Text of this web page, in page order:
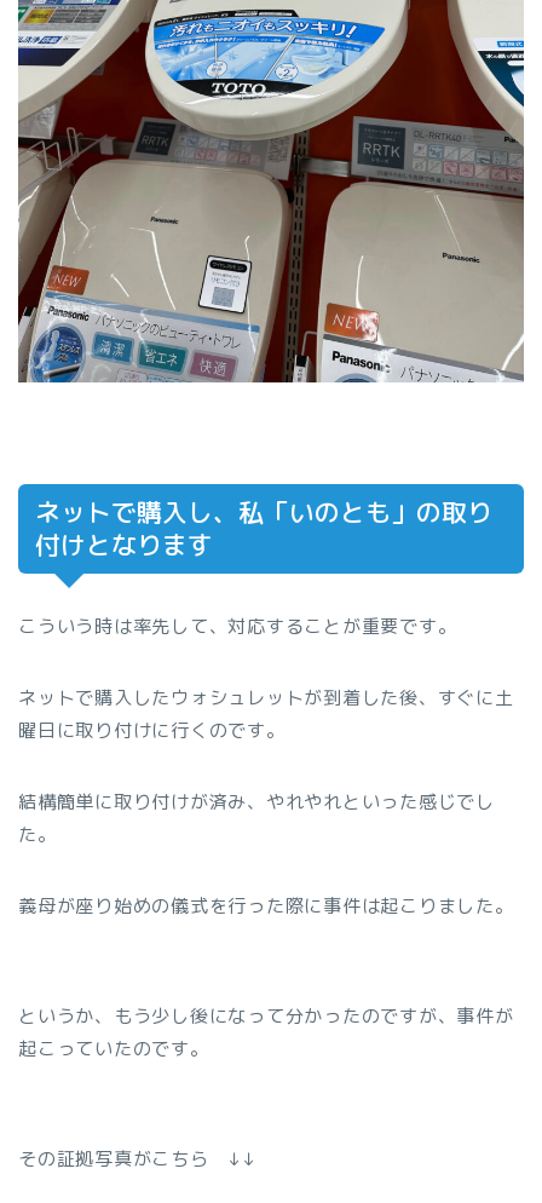
ネットで購入し、私「いのとも」の取り
付けとなります
こういう時は率先して、対応することが重要です。
ネットで購入したウォシュレットが到着した後、すぐに土
曜日に取り付けに行くのです。
結構簡単に取り付けが済み、やれやれといった感じでし
た。
義母が座り始めの儀式を行った際に事件は起こりました。
というか、もう少し後になって分かったのですが、事件が
起こっていたのです。
その証拠写真がこちら ↓↓